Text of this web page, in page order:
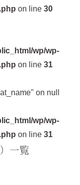
on line 30
wp/wp-
on line 31
on null
wp/wp-
on line 31
一覧